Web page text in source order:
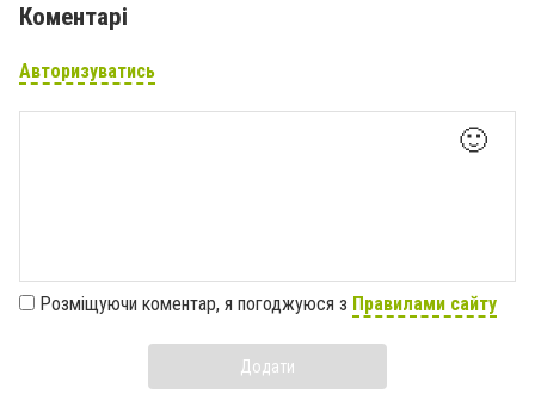
Коментарі
Авторизуватись
🙂
Розміщуючи коментар, я погоджуюся з Правилами сайту
Додати